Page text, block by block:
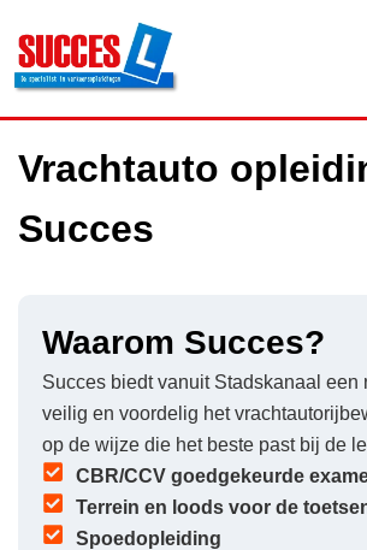
Vrachtauto
Succes
Waarom Succes?
Succes biedt vanuit Stadskanaal een
veilig en voordelig het
op de wijze die het beste past bij de
CBR/CCV goedgekeurde
Terrein en loods voor de
Spoedopleiding